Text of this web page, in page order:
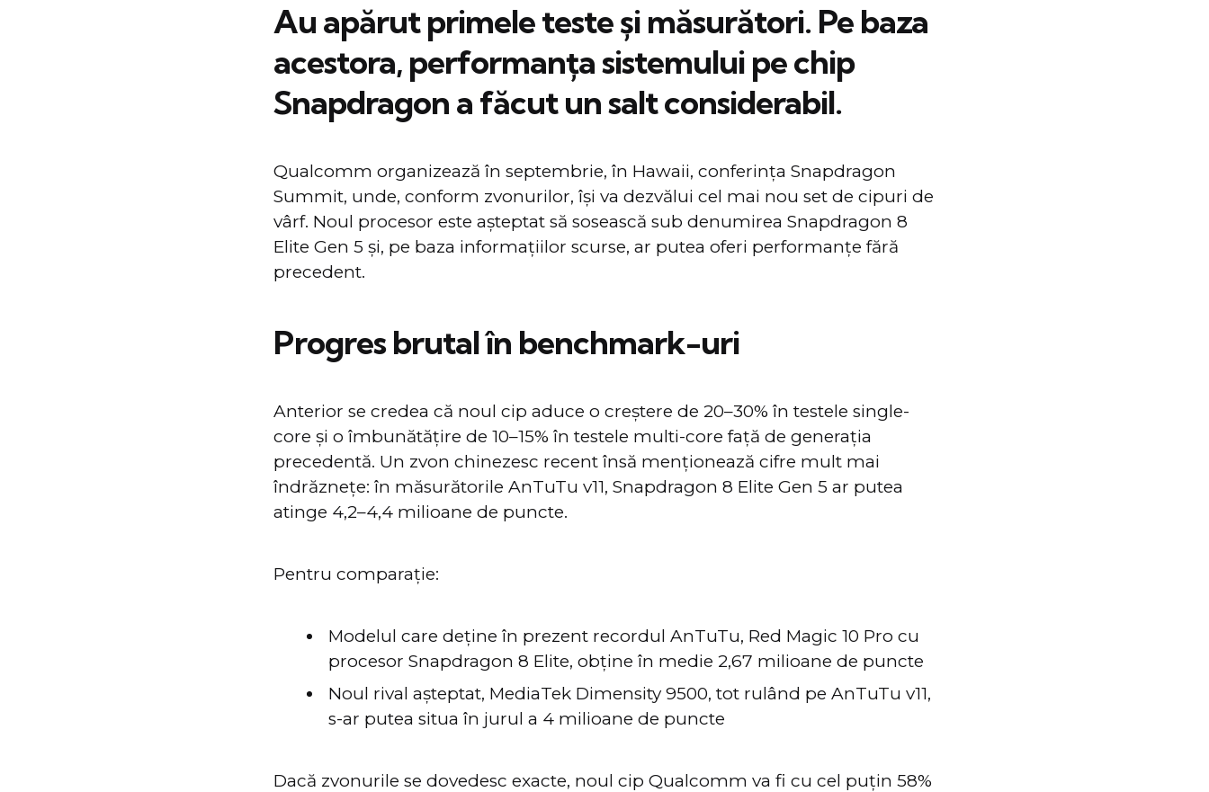
Au apărut primele teste și măsurători. Pe baza
acestora, performanța sistemului pe chip
Snapdragon a făcut un salt considerabil.
Qualcomm organizează în septembrie, în Hawaii, conferința Snapdragon
Summit, unde, conform zvonurilor, își va dezvălui cel mai nou set de cipuri de
vârf. Noul procesor este așteptat să sosească sub denumirea Snapdragon 8
Elite Gen 5 și, pe baza informațiilor scurse, ar putea oferi performanțe fără
precedent.
Progres brutal în benchmark-uri
Anterior se credea că noul cip aduce o creștere de 20–30% în testele single-
core și o îmbunătățire de 10–15% în testele multi-core față de generația
precedentă. Un zvon chinezesc recent însă menționează cifre mult mai
îndrăznețe: în măsurătorile AnTuTu v11, Snapdragon 8 Elite Gen 5 ar putea
atinge 4,2–4,4 milioane de puncte.
Pentru comparație:
Modelul care deține în prezent recordul AnTuTu, Red Magic 10 Pro cu
procesor Snapdragon 8 Elite, obține în medie 2,67 milioane de puncte
Noul rival așteptat, MediaTek Dimensity 9500, tot rulând pe AnTuTu v11,
s-ar putea situa în jurul a 4 milioane de puncte
Dacă zvonurile se dovedesc exacte, noul cip Qualcomm va fi cu cel puțin 58%